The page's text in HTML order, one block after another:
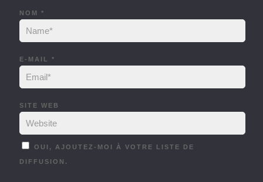
NOM *
E-MAIL *
SITE WEB
OUI, AJOUTEZ-MOI À VOTRE LISTE DE
DIFFUSION.